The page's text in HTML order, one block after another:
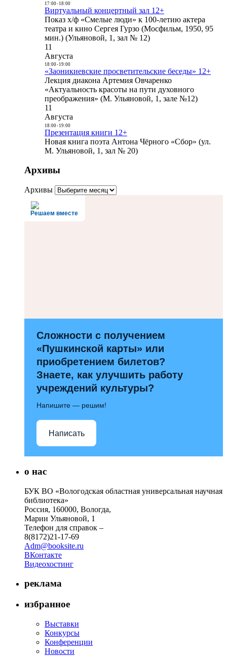
17:00- 18:00
Виртуальный концертный зал 12+
Показ х/ф «Смелые люди» к 100-летию актера
театра и кино Сергея Гурзо (Мосфильм, 1950, 95
мин.) (Ульяновой, 1, зал № 12)
11
Августа
18:00- 19:00
«Заоникиевские просветительские беседы» 12+
Лекция диакона Артемия Овчаренко
«Актуальность красоты на пути духовного
преображения» (М. Ульяновой, 1, зале №12)
11
Августа
18:00- 19:00
Презентация книги 12+
Новая книга поэта Антона Чёрного «Сбор» (ул.
М. Ульяновой, 1, зал № 20)
Архивы
Архивы
Решаем вместе
Сложности с получением
«Пушкинской карты» или
приобретением билетов?
Знаете, как улучшить работу
учреждений культуры?
Напишите — решим!
Написать
о нас
БУК ВО «Вологодская областная универсальная научная
библиотека»
Россия, 160000, Вологда,
Марии Ульяновой, 1
Телефон для справок –
8(8172)21-17-69
Adm@booksite.ru
ВКонтакте
Видеохостинг
реклама
избранное
Выставки
Конкурсы
Конференции
Новости